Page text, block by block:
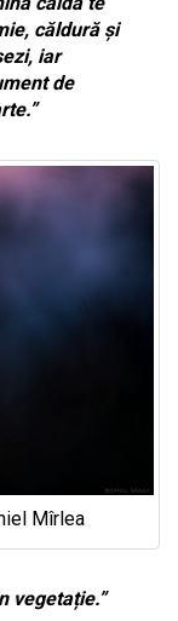
căldură și
iar
de
Mîrlea
vegetație.”